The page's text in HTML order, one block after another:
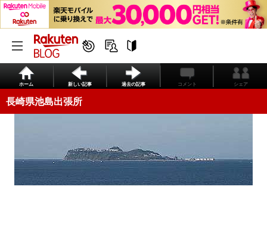
ホーム 新しい記事 過去の記事 コメント シェア
長崎県池島出張所